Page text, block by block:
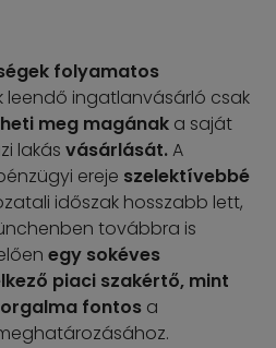
folyamatos
leendő ingatlanvásárló csak
meg magának a saját
lakás vásárlását.A
ereje szelektívebbé
időszak hosszabb lett,
továbbra is
egy sokéves
piaci szakértő, mint
fontos a